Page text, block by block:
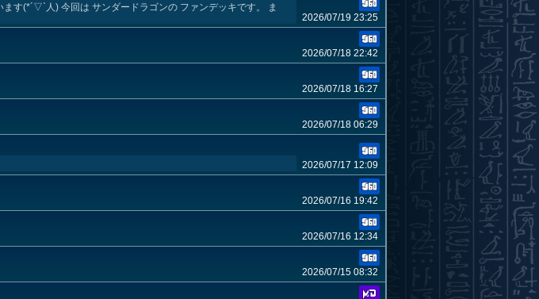
す(*´▽`人) 今回は サンダードラゴンの ファンデッキです。 ま
2026/07/19 23:25
2026/07/18 22:42
2026/07/18 16:27
2026/07/18 06:29
2026/07/17 12:09
2026/07/16 19:42
2026/07/16 12:34
2026/07/15 08:32